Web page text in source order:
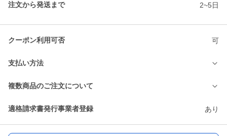
注文から発送まで 2~5日
クーポン利用可否 可
支払い方法
複数商品のご注文について
適格請求書発行事業者登録 あり